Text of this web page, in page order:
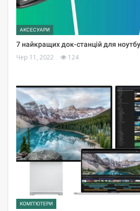
АКСЕСУАРИ
7 найкращих док-станцій для
Чер 11, 2022 124
КОМП'ЮТЕРИ